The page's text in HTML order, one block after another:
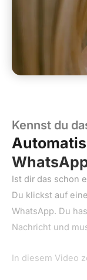
Kennst du
Ist dir das schon
Du klickst auf
WhatsApp. Du
Nachricht und
In diesem Video